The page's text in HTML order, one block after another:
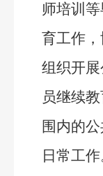
师培训
育工作，
组织开
员继续
围内的
日常工